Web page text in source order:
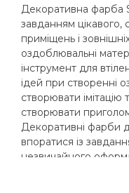
Декоративна фарба
завданням
приміщень і
оздоблювальні
інструмент для
ідей при створенні
створювати імітацію
створювати
Декоративні фарби
впоратися із
незвичайного